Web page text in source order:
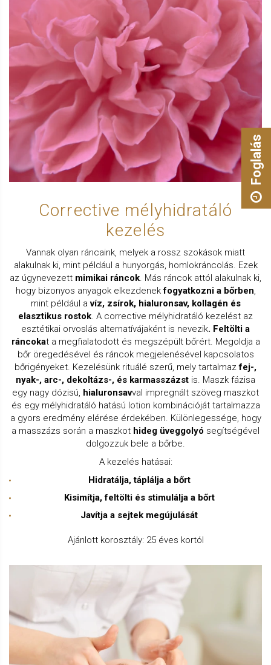
Corrective mélyhidratáló
kezelés
Vannak olyan ráncaink, melyek a rossz szokások miatt
alakulnak ki, mint például a hunyorgás, homlokráncolás. Ezek
az úgynevezett mimikai ráncok. Más ráncok attól alakulnak ki,
hogy bizonyos anyagok elkezdenekfogyatkozni a bőrben,
mint például avíz, zsírok, hialuronsav, kollagén és
elasztikus rostok. A corrective mélyhidratáló kezelést az
esztétikai orvoslás alternatívájaként is nevezik. Feltölti a
ráncokat a megfialatodott és megszépült bőrért. Megoldja a
bőr öregedésével és ráncok megjelenésével kapcsolatos
bőrigényeket. Kezelésünk rituálé szerű, mely tartalmazfej-,
nyak-, arc-, dekoltázs-, és karmasszázst is. Maszk fázisa
egy nagy dózisú, hialuronsavval impregnált szöveg maszkot
és egy mélyhidratáló hatású lotion kombinációját tartalmazza
a gyors eredmény elérése érdekében. Különlegessége, hogy
a masszázs során a maszkot hideg üveggolyó segítségével
dolgozzuk bele a bőrbe.
A kezelés hatásai:
Hidratálja, táplálja a bőrt
Kisimítja, feltölti és stimulálja a bőrt
Javítja a sejtek megújulását
Ajánlott korosztály: 25 éves kortól
Foglalás